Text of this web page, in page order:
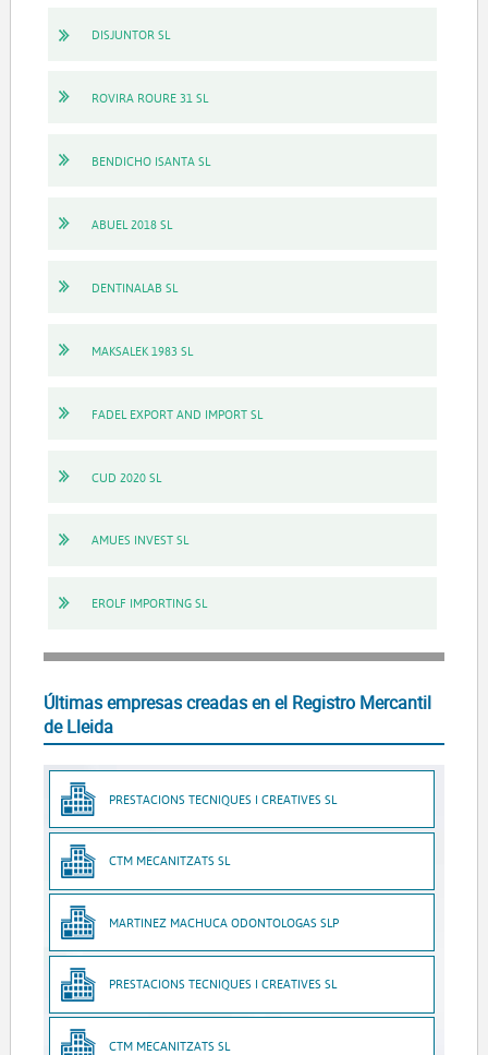
DISJUNTOR SL
ROVIRA ROURE 31 SL
BENDICHO ISANTA SL
ABUEL 2018 SL
DENTINALAB SL
MAKSALEK 1983 SL
FADEL EXPORT AND IMPORT SL
CUD 2020 SL
AMUES INVEST SL
EROLF IMPORTING SL
Últimas empresas creadas en el Registro Mercantil
de Lleida
PRESTACIONS TECNIQUES I CREATIVES SL
CTM MECANITZATS SL
MARTINEZ MACHUCA ODONTOLOGAS SLP
PRESTACIONS TECNIQUES I CREATIVES SL
CTM MECANITZATS SL